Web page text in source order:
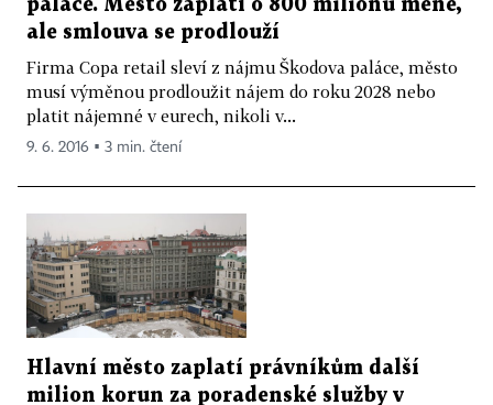
paláce. Město zaplatí o 800 milionů méně,
ale smlouva se prodlouží
Firma Copa retail sleví z nájmu Škodova paláce, město
musí výměnou prodloužit nájem do roku 2028 nebo
platit nájemné v eurech, nikoli v...
9. 6. 2016 ▪ 3 min. čtení
Hlavní město zaplatí právníkům další
milion korun za poradenské služby v